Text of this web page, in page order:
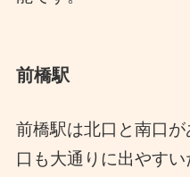
前橋駅
前橋駅は北口と南口
口も大通りに出やす